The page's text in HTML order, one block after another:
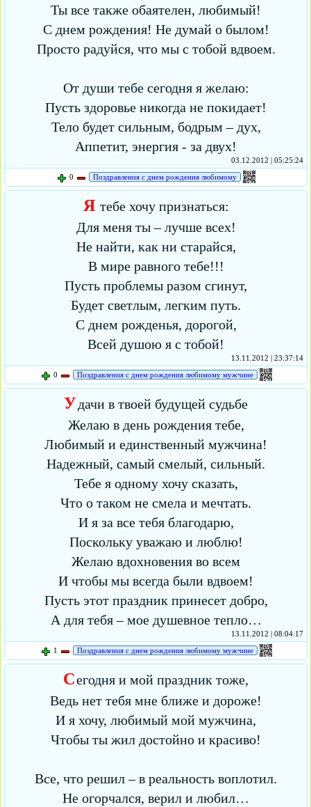
Ты все также обаятелен, любимый!
С днем рождения! Не думай о былом!
Просто радуйся, что мы с тобой вдвоем.
От души тебе сегодня я желаю:
Пусть здоровье никогда не покидает!
Тело будет сильным, бодрым – дух,
Аппетит, энергия - за двух!
03.12.2012 | 05:25:24
0
Поздравления с днем рождения любимому
Я тебе хочу признаться:
Для меня ты – лучше всех!
Не найти, как ни старайся,
В мире равного тебе!!!
Пусть проблемы разом сгинут,
Будет светлым, легким путь.
С днем рожденья, дорогой,
Всей душою я с тобой!
13.11.2012 | 23:37:14
0
Поздравления с днем рождения любимому мужчине
Удачи в твоей будущей судьбе
Желаю в день рождения тебе,
Любимый и единственный мужчина!
Надежный, самый смелый, сильный.
Тебе я одному хочу сказать,
Что о таком не смела и мечтать.
И я за все тебя благодарю,
Поскольку уважаю и люблю!
Желаю вдохновения во всем
И чтобы мы всегда были вдвоем!
Пусть этот праздник принесет добро,
А для тебя – мое душевное тепло…
13.11.2012 | 08:04:17
1
Поздравления с днем рождения любимому мужчине
Сегодня и мой праздник тоже,
Ведь нет тебя мне ближе и дороже!
И я хочу, любимый мой мужчина,
Чтобы ты жил достойно и красиво!
Все, что решил – в реальность воплотил.
Не огорчался, верил и любил…